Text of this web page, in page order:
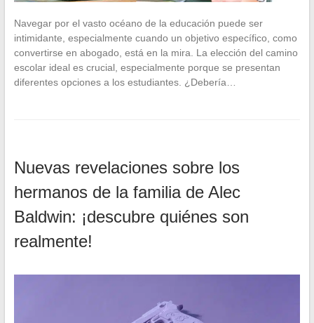
Navegar por el vasto océano de la educación puede ser
intimidante, especialmente cuando un objetivo específico, como
convertirse en abogado, está en la mira. La elección del camino
escolar ideal es crucial, especialmente porque se presentan
diferentes opciones a los estudiantes. ¿Debería…
Nuevas revelaciones sobre los
hermanos de la familia de Alec
Baldwin: ¡descubre quiénes son
realmente!